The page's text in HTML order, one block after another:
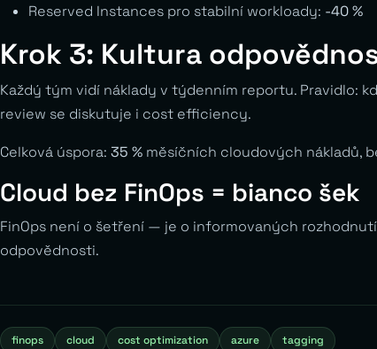
Reserved Instances pro stabilní workloady: -40 %
Krok 3: Kultura
Každý tým vidí náklady v týdenním reportu. Pravidlo:
review se diskutuje i cost efficiency.
Celková úspora: 35 % měsíčních cloudových nákladů,
Cloud bez FinOps = bianco šek
FinOps není o šetření — je o informovaných
odpovědnosti.
finops cloud cost optimization azure tagging